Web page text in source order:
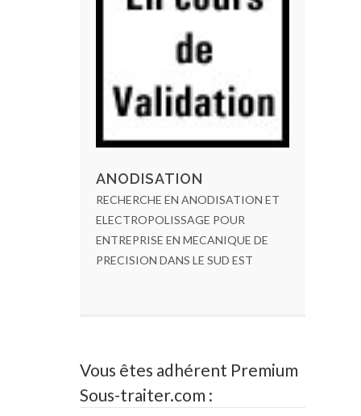
ANODISATION
RECHERCHE EN ANODISATION ET
ELECTROPOLISSAGE POUR
ENTREPRISE EN MECANIQUE DE
PRECISION DANS LE SUD EST
Vous êtes adhérent Premium
Sous-traiter.com :